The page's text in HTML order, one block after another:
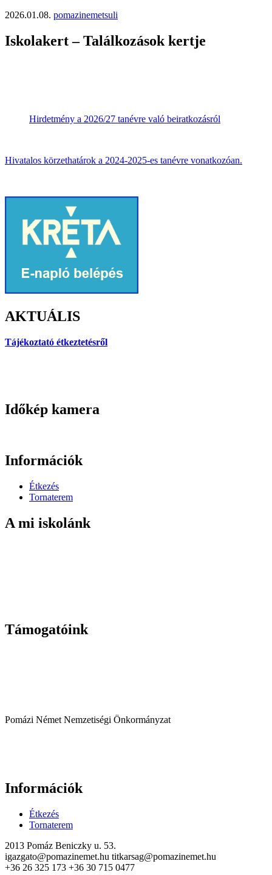
2026.01.08. pomazinemetsuli
Iskolakert – Találkozások kertje
Hirdetmény a 2026/27 tanévre való beiratkozásról
Hivatalos körzethatárok a 2024-2025-es tanévre vonatkozóan.
AKTUÁLIS
Tájékoztató étkeztetésről
Időkép kamera
Információk
Étkezés
Tornaterem
A mi iskolánk
Támogatóink
Pomázi Német Nemzetiségi Önkormányzat
Információk
Étkezés
Tornaterem
2013 Pomáz Beniczky u. 53.
igazgato@pomazinemet.hu titkarsag@pomazinemet.hu
+36 26 325 173 +36 30 715 0477